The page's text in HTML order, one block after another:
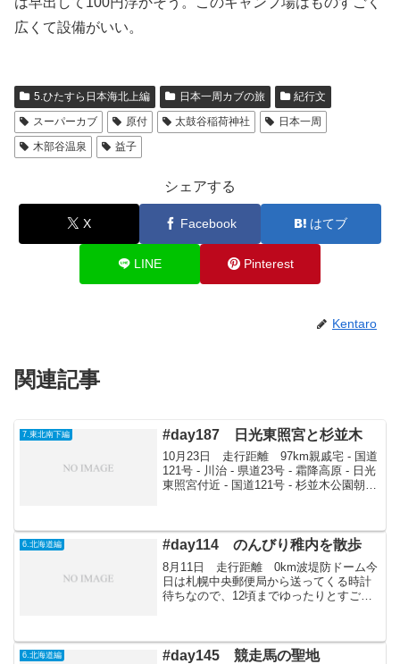
広くて設備がいい。
5.ひたすら日本海北上編 日本一周カブの旅
紀行文
スーパーカブ
原付 太鼓谷稲荷神社
日本一周
木部谷温泉
益子
シェアする
X Facebook はてブ
LINE Pinterest
Kentaro
関連記事
7.東北南下編 #day187 日光東照宮と杉並木
10月23日 走行距離 97km親戚宅 - 国道
121号 - 川治 - 県道23号 - 霜降高原 - 日光
東照宮付近 - 国道121号 - 杉並木公園朝雨
6.北海道編 #day114 のんびり稚内を散歩
8月11日 走行距離 0km波堤防ドーム今
日は札幌中央郵便局から送ってくる時計
待ちなので、12頃までゆったりとすご
帰りは電車で帰...
6.北海道編 #day145 競走馬の聖地